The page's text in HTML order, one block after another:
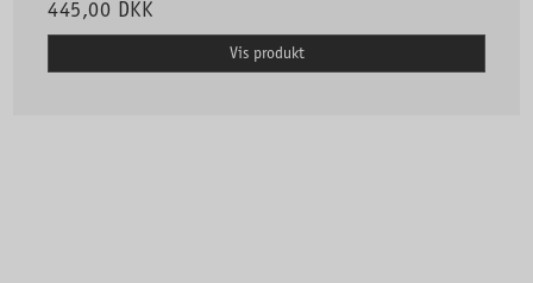
445,00 DKK
Vis produkt